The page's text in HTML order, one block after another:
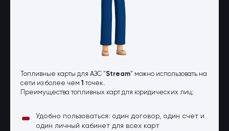
Топливные карты для АЗС "Stream" можно использовать на
сети из более чем 1 точек.
Преимущества топливных карт для юридических лиц:
Удобно пользоваться: один договор, один счет и
один личный кабинет для всех карт